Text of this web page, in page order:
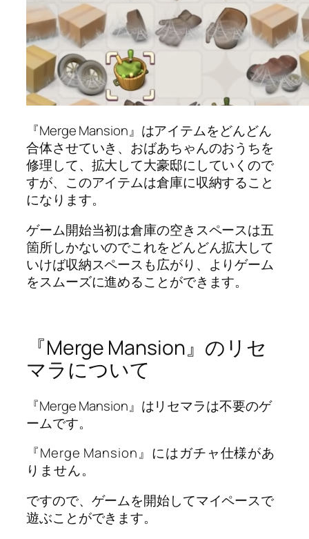
『Merge Mansion』はアイテムをどんどん
合体させていき、おばあちゃんのおうちを
修理して、拡大して大豪邸にしていくので
すが、このアイテムは倉庫に収納すること
になります。
ゲーム開始当初は倉庫の空きスペースは五
箇所しかないのでこれをどんどん拡大して
いけば収納スペースも広がり、よりゲーム
をスムーズに進めることができます。
『Merge Mansion』のリセ
マラについて
『Merge Mansion』はリセマラは不要のゲ
ームです。
『Merge Mansion』にはガチャ仕様があ
りません。
ですので、ゲームを開始してマイペースで
遊ぶことができます。